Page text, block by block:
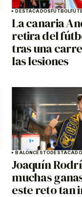
DESTACADOSFÚTBOL
La canaria
retira del
tras una
las lesiones
BALONCESTO
Joaquín
muchas
este reto tan